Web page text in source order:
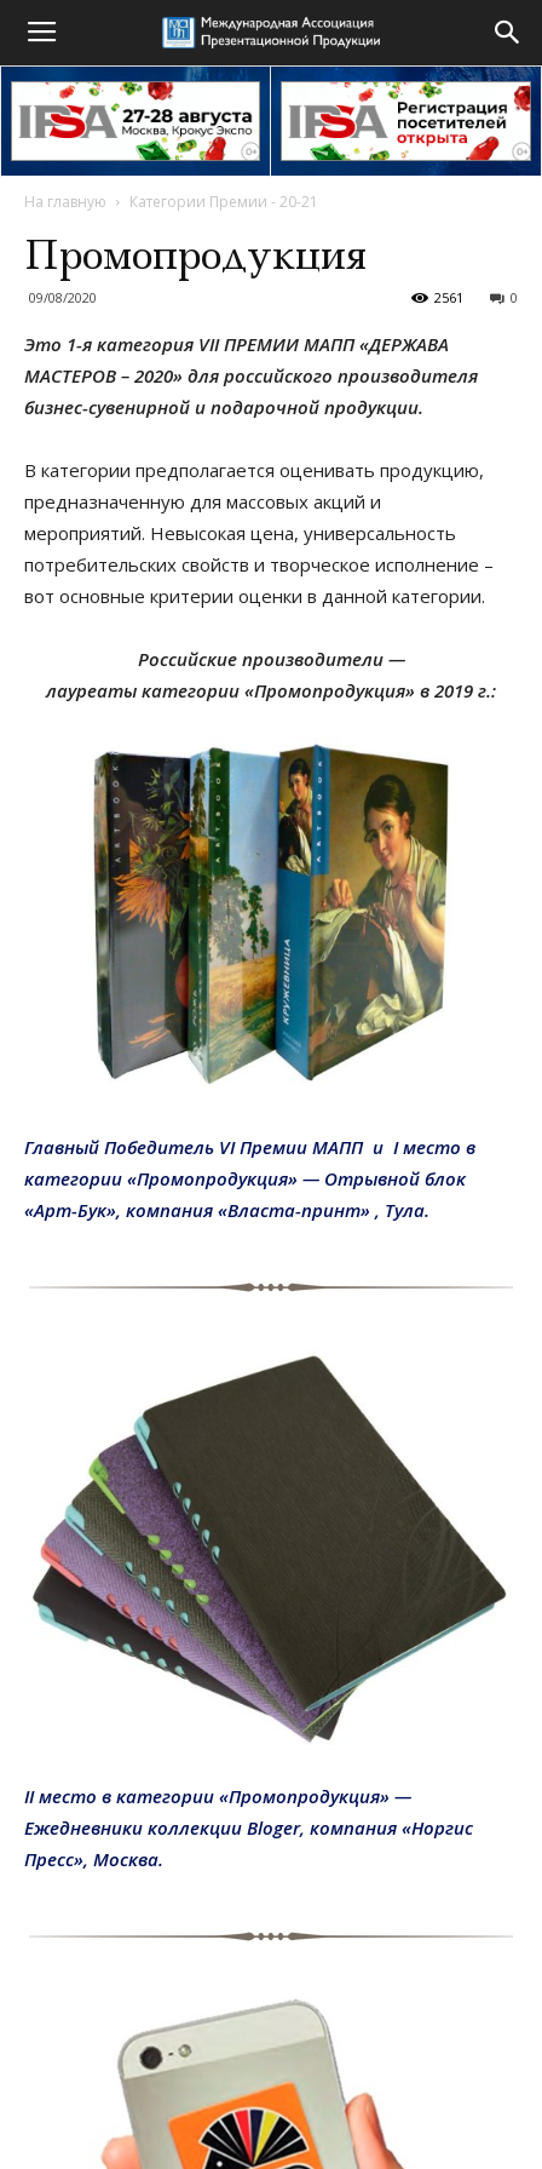
На главную Категории Премии - 20-21
Промопродукция
09/08/2020 0
2561
Это 1-я категория VII ПРЕМИИ МАПП «ДЕРЖАВА
МАСТЕРОВ – 2020» для российского производителя
бизнес-сувенирной и подарочной продукции.
В категории предполагается оценивать продукцию,
предназначенную для массовых акций и
мероприятий. Невысокая цена, универсальность
потребительских свойств и творческое исполнение –
вот основные критерии оценки в данной категории.
Российские производители —
лауреаты категории «Промопродукция» в 2019 г.:
Главный Победитель VIПремии МАПП и I место в
категории «Промопродукция» — Отрывной блок
«Арт-Бук», компания «Власта-принт» , Тула.
II место в категории «Промопродукция» —
Ежедневники коллекции Bloger, компания «Норгис
Пресс», Москва.